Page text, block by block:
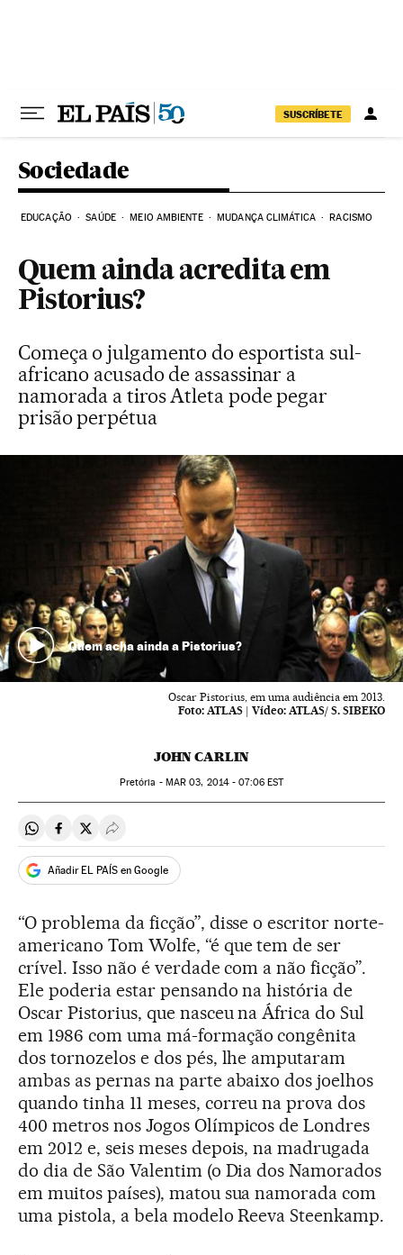
SUSCRÍBETE
Sociedade
EDUCAÇÃO SAÚDE MEIO AMBIENTE MUDANÇA CLIMÁTICA RACISMO
Quem ainda acredita em
Pistorius?
Começa o julgamento do esportista sul-
africano acusado de assassinar a
namorada a tiros Atleta pode pegar
prisão perpétua
Quem acha ainda a Pistorius?
Oscar Pistorius, em uma audiência em 2013.
Foto: ATLAS | Vídeo: ATLAS/ S. SIBEKO
JOHN CARLIN
Pretória - MAR 03, 2014 - 07:06EST
Compartir en Whatsapp
Compartir en Facebook
Compartir en Twitter
Desplegar Redes Sociales
Añadir EL PAÍS en Google
“O problema da ficção”, disse o escritor norte-
americano Tom Wolfe, “é que tem de ser
crível. Isso não é verdade com a não ficção”.
Ele poderia estar pensando na história de
Oscar Pistorius, que nasceu na África do Sul
em 1986 com uma má-formação congênita
dos tornozelos e dos pés, lhe amputaram
ambas as pernas na parte abaixo dos joelhos
quando tinha 11 meses, correu na prova dos
400 metros nos Jogos Olímpicos de Londres
em 2012 e, seis meses depois, na madrugada
do dia de São Valentim (o Dia dos Namorados
em muitos países), matou sua namorada com
uma pistola, a bela modelo Reeva Steenkamp.